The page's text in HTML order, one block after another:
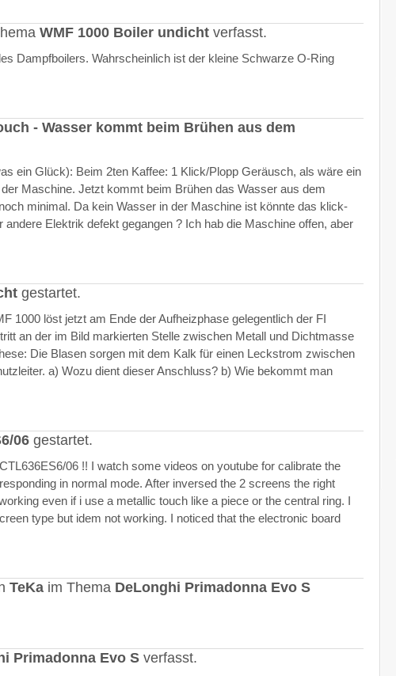
WMF 1000 Boiler undicht verfasst.
Dampfboilers. Wahrscheinlich ist der kleine Schwarze O-Ring
- Wasser kommt beim Brühen aus dem
ein Glück): Beim 2ten Kaffee: 1 Klick/Plopp Geräusch, als wäre ein
Maschine. Jetzt kommt beim Brühen das Wasser aus dem
minimal. Da kein Wasser in der Maschine ist könnte das klick-
Elektrik defekt gegangen ? Ich hab die Maschine offen, aber
gestartet.
1000 löst jetzt am Ende der Aufheizphase gelegentlich der FI
an der im Bild markierten Stelle zwischen Metall und Dichtmasse
Die Blasen sorgen mit dem Kalk für einen Leckstrom zwischen
a) Wozu dient dieser Anschluss? b) Wie bekommt man
06 gestartet.
06 !! I watch some videos on youtube for calibrate the
in normal mode. After inversed the 2 screens the right
even if i use a metallic touch like a piece or the central ring. I
type but idem not working. I noticed that the electronic board
TeKa im Thema DeLonghi Primadonna Evo S
Primadonna Evo S verfasst.